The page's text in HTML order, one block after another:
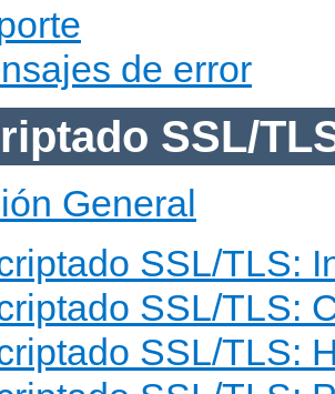
de error
SSL/
General
SSL/TLS:
SSL/TLS:
SSL/TLS: